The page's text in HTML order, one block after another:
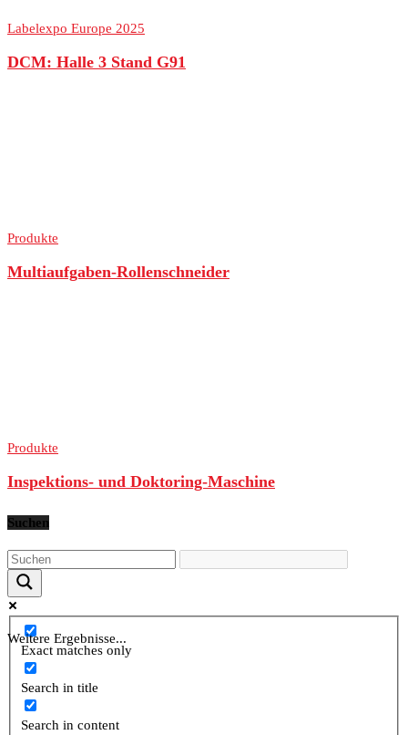
Labelexpo Europe 2025
DCM: Halle 3 Stand G91
Produkte
Multiaufgaben-Rollenschneider
Produkte
Inspektions- und Doktoring-Maschine
Suchen
Weitere Ergebnisse...
Exact matches only
Search in title
Search in content